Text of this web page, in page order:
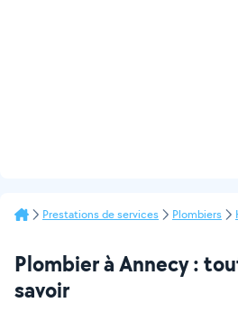
Prestations de services Plombiers
Plombier à Annecy :
savoir